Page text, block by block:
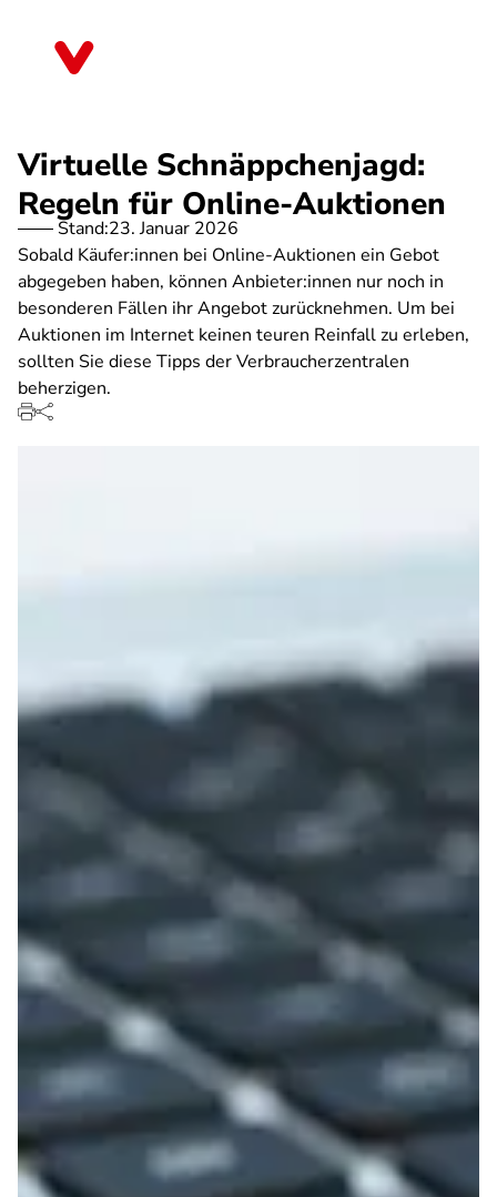
Virtuelle Schnäppchenjagd:
Regeln für Online-Auktionen
Stand:23. Januar 2026
Sobald Käufer:innen bei Online-Auktionen ein Gebot
abgegeben haben, können Anbieter:innen nur noch in
besonderen Fällen ihr Angebot zurücknehmen. Um bei
Auktionen im Internet keinen teuren Reinfall zu erleben,
sollten Sie diese Tipps der Verbraucherzentralen
beherzigen.